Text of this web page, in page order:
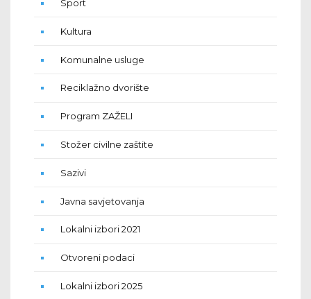
Sport
Kultura
Komunalne usluge
Reciklažno dvorište
Program ZAŽELI
Stožer civilne zaštite
Sazivi
Javna savjetovanja
Lokalni izbori 2021
Otvoreni podaci
Lokalni izbori 2025